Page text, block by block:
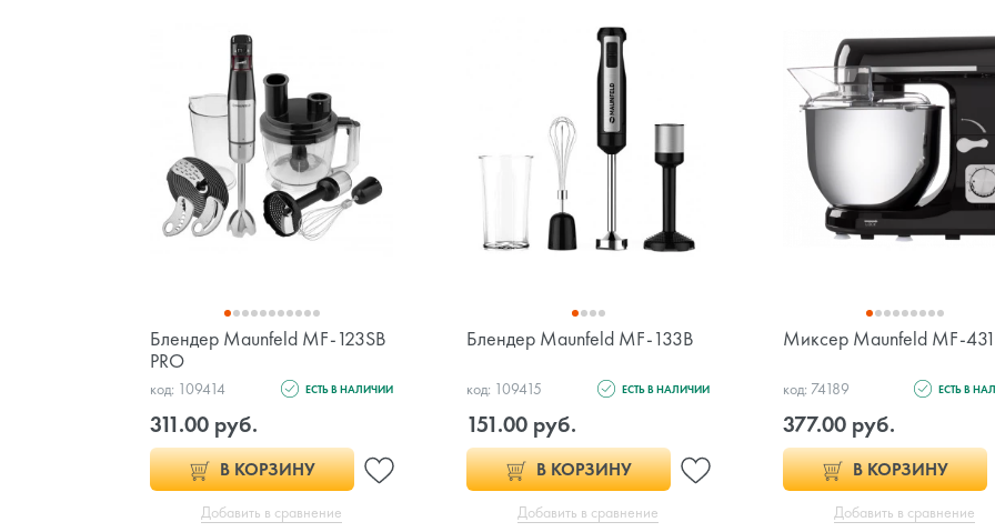
Блендер Maunfeld MF-123SB
PRO
код: 109414 ЕСТЬ В НАЛИЧИИ
311.00 руб.
В КОРЗИНУ
Добавить в сравнение
Блендер Maunfeld MF-133B
код: 109415 ЕСТЬ В НАЛИЧИИ
151.00 руб.
В КОРЗИНУ
Добавить в сравнение
Миксер Maunfeld MF-
код: 74189 ЕСТЬ В
377.00 руб.
В КОРЗИНУ
Добавить в сравнение